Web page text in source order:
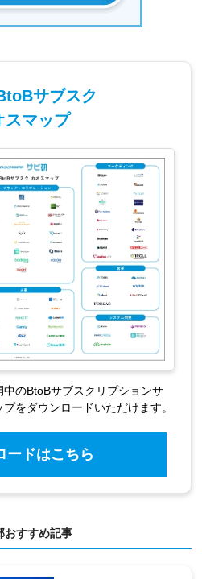
サブスク
スマップ
中のBtoBサブスクリプションサ
をダウンロードいただけます。
ードはこちら
おすすめ記事